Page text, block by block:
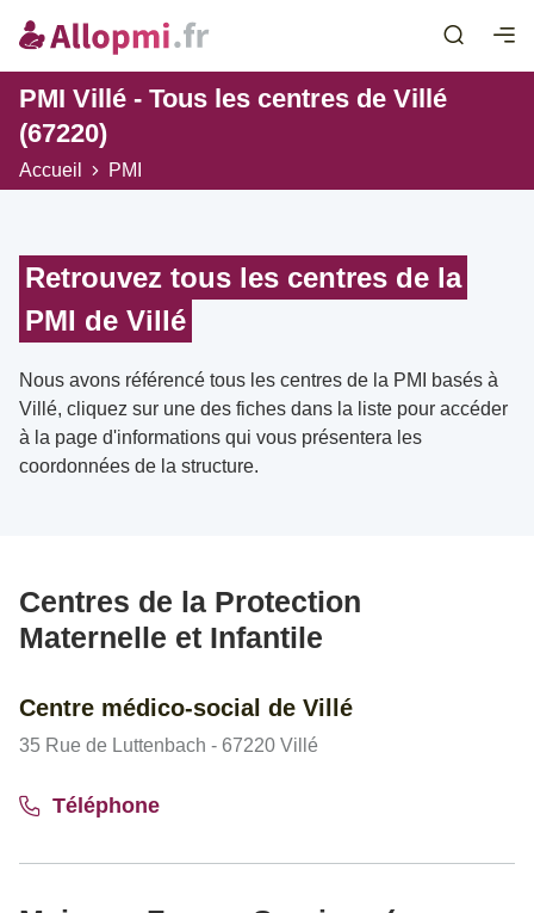
PMI Villé - Tous les centres de Villé
(67220)
Accueil PMI
Retrouvez tous les centres de la
PMI de Villé
Nous avons référencé tous les centres de la PMI basés à
Villé, cliquez sur une des fiches dans la liste pour accéder
à la page d'informations qui vous présentera les
coordonnées de la structure.
Centres de la Protection
Maternelle et Infantile
Centre médico-social de Villé
35 Rue de Luttenbach - 67220 Villé
Téléphone